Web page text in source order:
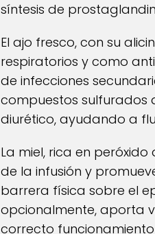
síntesis de
El ajo fresco, con su
respiratorios y como
de infecciones
compuestos sulfurados
diurético, ayudando a
La miel, rica en
de la infusión y
barrera física sobre el
opcionalmente, aporta
correcto